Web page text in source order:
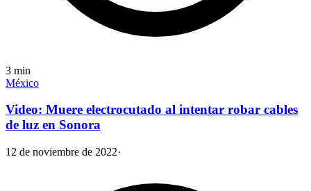
3 min
México
Video: Muere electrocutado al intentar robar cables
de luz en Sonora
12 de noviembre de 2022·